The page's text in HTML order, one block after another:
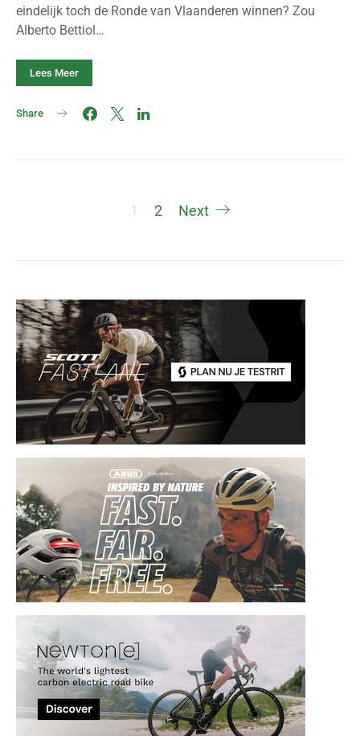
eindelijk toch de Ronde van Vlaanderen winnen? Zou
Alberto Bettiol…
Lees Meer
Share
Berichten
1 2 Next